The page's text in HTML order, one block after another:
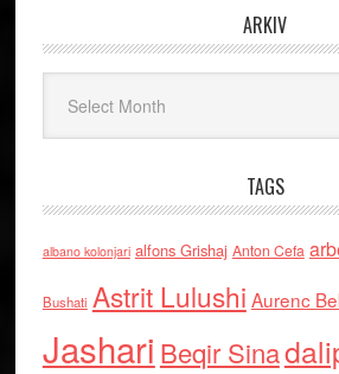
ARKIV
TAGS
albano kolonjari alfons Grishaj Anton Cefa
Bushati Astrit Lulushi Aurenc
Jashari Beqir Sina